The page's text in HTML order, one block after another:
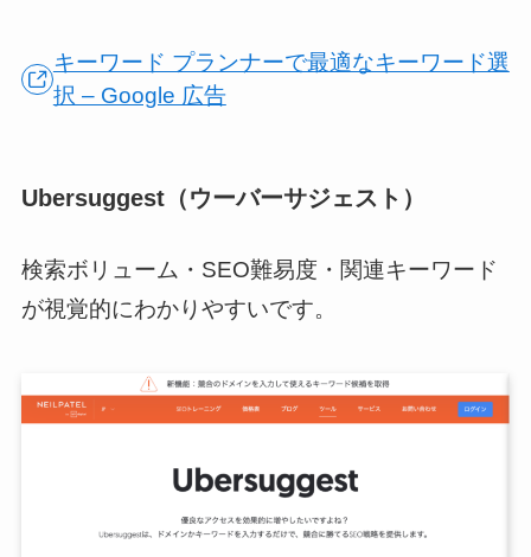
キーワード プランナーで最適なキーワード選
択 – Google 広告
Ubersuggest（ウーバーサジェスト）
検索ボリューム・SEO難易度・関連キーワード
が視覚的にわかりやすいです。